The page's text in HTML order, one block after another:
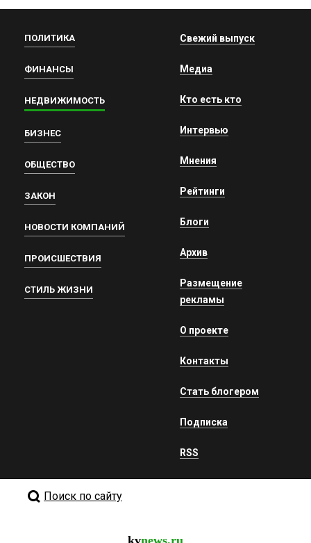
ПОЛИТИКА
ФИНАНСЫ
НЕДВИЖИМОСТЬ
БИЗНЕС
ОБЩЕСТВО
ЗАКОН
НОВОСТИ КОМПАНИЙ
ПРОИСШЕСТВИЯ
СТИЛЬ ЖИЗНИ
Свежий выпуск
Медиа
Кто есть кто
Интервью
Мнения
Рейтинги
Блоги
Архив
Размещение
рекламы
О проекте
Контакты
Стать блогером
Подписка
RSS
Поиск по сайту
kvnews.ru